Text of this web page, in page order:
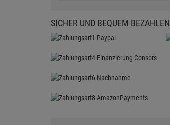
SICHER UND BEQUEM BEZAHLEN